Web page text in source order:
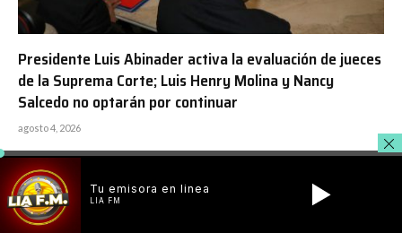
Presidente Luis Abinader activa la evaluación de jueces
de la Suprema Corte; Luis Henry Molina y Nancy
Salcedo no optarán por continuar
agosto 4, 2026
Tu emisora en linea
LIA FM